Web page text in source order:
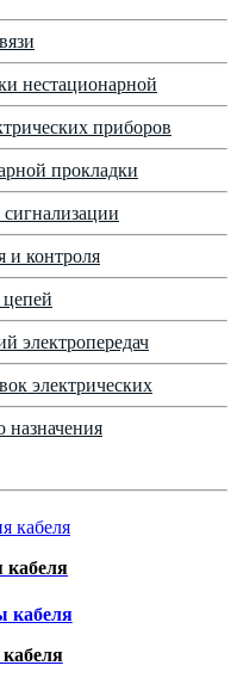
нестационарной
приборов
прокладки
и контроля
электропередач
электрических
кабеля